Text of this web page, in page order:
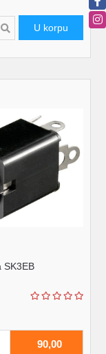
U korpu
SK3EB
90,00